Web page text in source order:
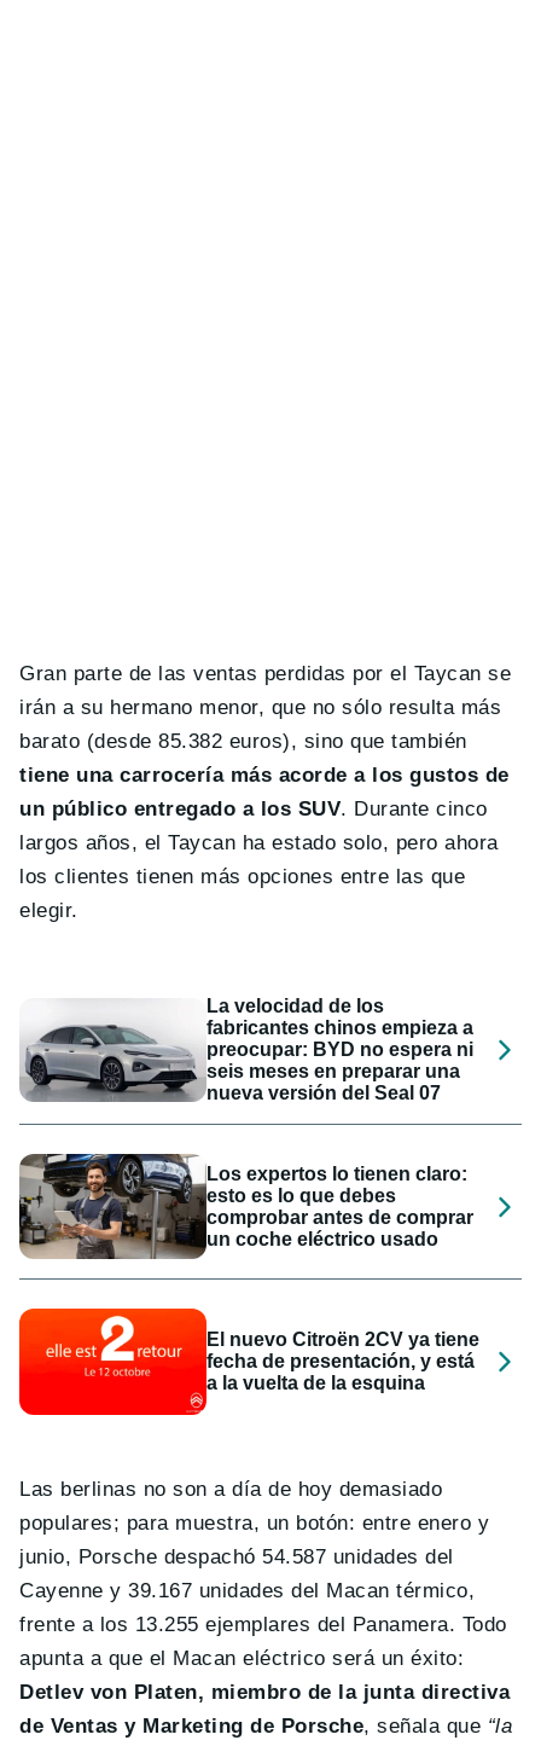
Gran parte de las ventas perdidas por el Taycan se
irán a su hermano menor, que no sólo resulta más
barato (desde 85.382 euros), sino que también
tiene una carrocería más acorde a los gustos de
un público entregado a los SUV. Durante cinco
largos años, el Taycan ha estado solo, pero ahora
los clientes tienen más opciones entre las que
elegir.
La velocidad de los
fabricantes chinos empieza a
preocupar: BYD no espera ni
seis meses en preparar una
nueva versión del Seal 07
Los expertos lo tienen claro:
esto es lo que debes
comprobar antes de comprar
un coche eléctrico usado
El nuevo Citroën 2CV ya tiene
fecha de presentación, y está
a la vuelta de la esquina
Las berlinas no son a día de hoy demasiado
populares; para muestra, un botón: entre enero y
junio, Porsche despachó 54.587 unidades del
Cayenne y 39.167 unidades del Macan térmico,
frente a los 13.255 ejemplares del Panamera. Todo
apunta a que el Macan eléctrico será un éxito:
Detlev von Platen, miembro de la junta directiva
de Ventas y Marketing de Porsche, señala que “la